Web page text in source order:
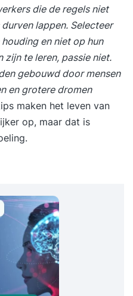
die de regels niet
lappen. Selecteer
en niet op hun
zijn te leren, passie niet.
gebouwd door mensen
en grotere dromen
maken het leven van
op, maar dat is